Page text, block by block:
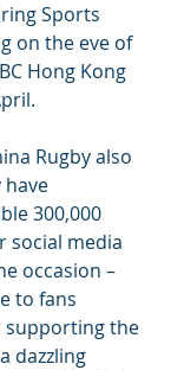
Sports
on the eve of
Hong Kong
Rugby also
300,000
social media
occasion –
to fans
the
dazzling